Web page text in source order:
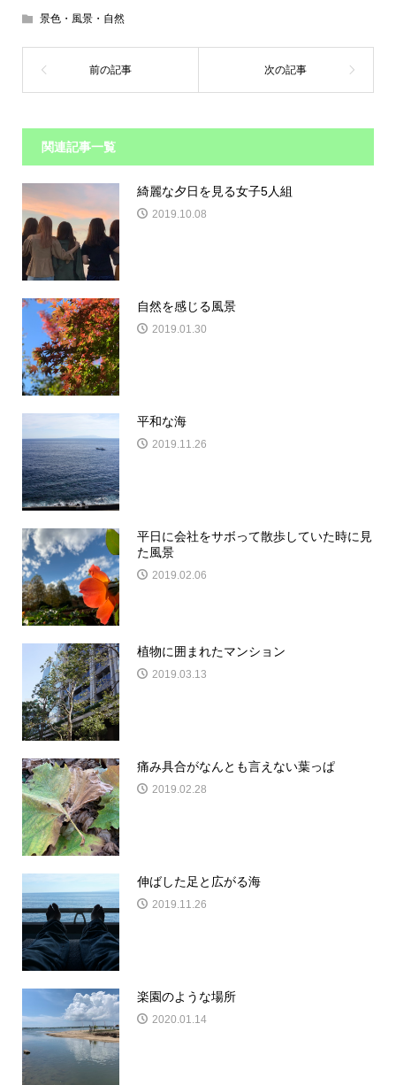
景色・風景・自然
関連記事一覧
綺麗な夕日を見る女子5人組
2019.10.08
自然を感じる風景
2019.01.30
平和な海
2019.11.26
平日に会社をサボって散歩していた時に見
た風景
2019.02.06
植物に囲まれたマンション
2019.03.13
痛み具合がなんとも言えない葉っぱ
2019.02.28
伸ばした足と広がる海
2019.11.26
楽園のような場所
2020.01.14